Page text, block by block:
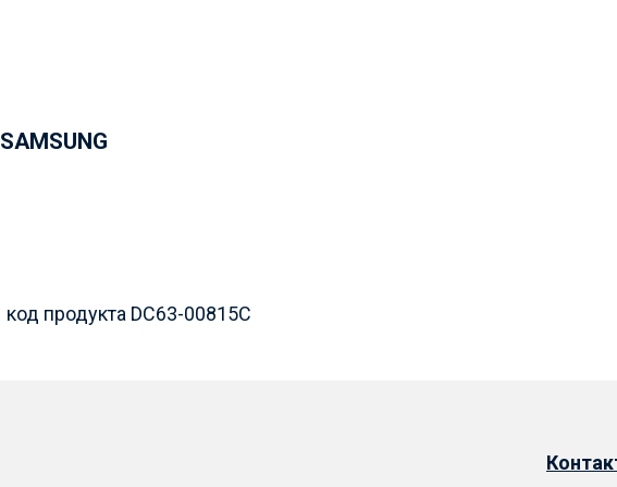
SAMSUNG
код продукта DC63-00815C